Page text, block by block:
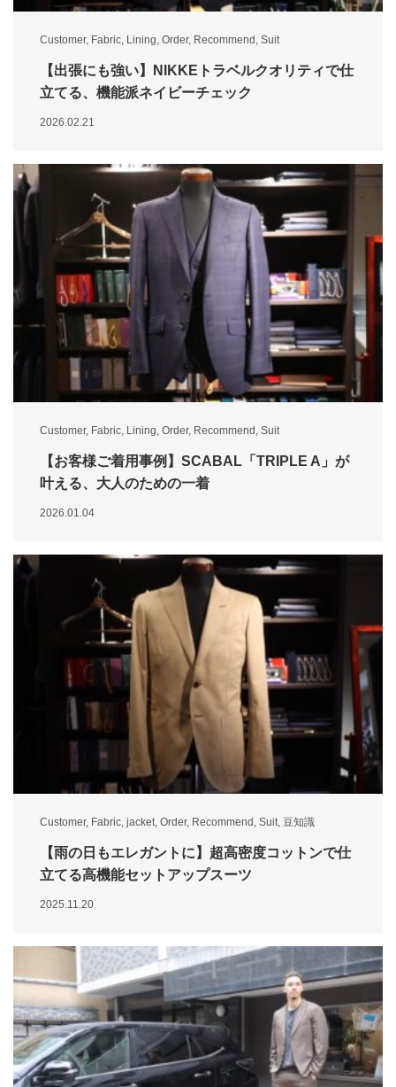
Customer, Fabric Lining Order, Recommend Suit
【出張にも強い】NIKKEトラベルクオリティで仕
立てる、機能派ネイビーチェック
2026.02.21
Customer, Fabric, Lining, Order, Recommend , Suit
【お客様ご着用事例】SCABAL「TRIPLE A」が
叶える、大人のための一着
2026.01.04
Customer, Fabric, jacket, Order, Recommend , Suit, 豆知識
【雨の日もエレガントに】超高密度コットンで仕
立てる高機能セットアップスーツ
2025.11.20